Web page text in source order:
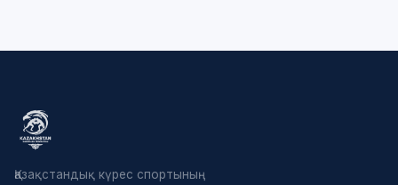
Қазақстандық күрес спортының